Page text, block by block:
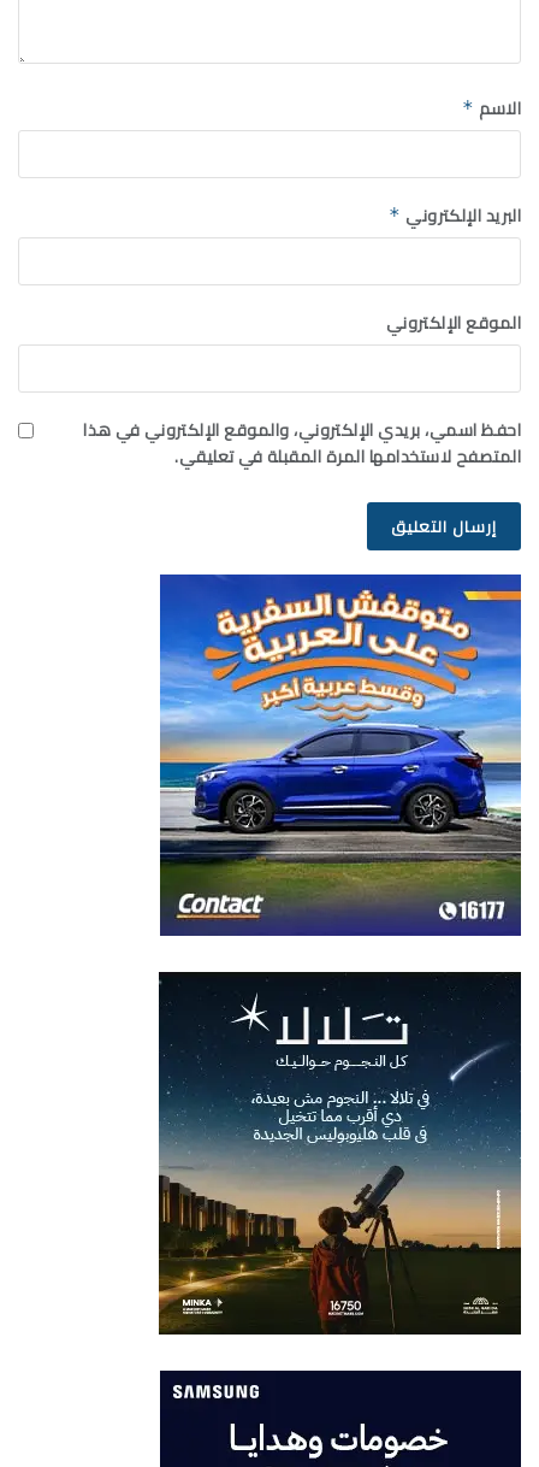
الاسم *
البريد الإلكتروني *
الموقع الإلكتروني
احفظ اسمي، بريدي الإلكتروني، والموقع الإلكتروني في هذا
المتصفح لاستخدامها المرة المقبلة في تعليقي.